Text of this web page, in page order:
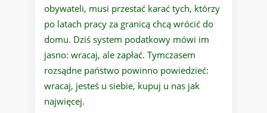
obywateli, musi przestać karać tych, którzy
po latach pracy za granicą chcą wrócić do
domu. Dziś system podatkowy mówi im
jasno: wracaj, ale zapłać. Tymczasem
rozsądne państwo powinno powiedzieć:
wracaj, jesteś u siebie, kupuj u nas jak
najwięcej.